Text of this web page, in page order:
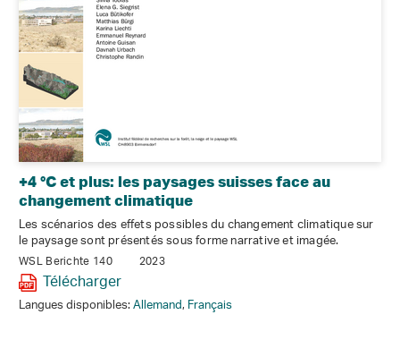
+4 °C et plus: les paysages suisses face au
changement climatique
Les scénarios des effets possibles du changement climatique sur
le paysage sont présentés sous forme narrative et imagée.
WSL Berichte 140 2023
Télécharger
Langues disponibles:Allemand,Français